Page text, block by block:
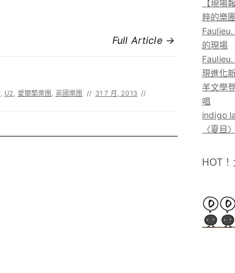
Full Article →
, U2, 愛爾蘭樂團 , 英國樂團 // 31 7 月, 2013 //
【現場
粹的樂
的現場
現進化
羊文學
唱
indigo
〈夏目
HOT